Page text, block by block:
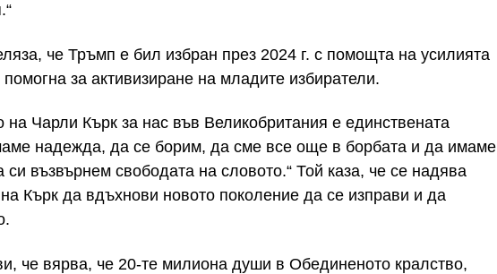
че Тръмп е бил избран през 2024 г. с помощта на усилията
помогна за активизиране на младите избиратели.
на Чарли Кърк за нас във Великобритания е единствената
надежда, да се борим, да сме все още в борбата и да имаме
си възвърнем свободата на словото.“ Той каза, че се надява
Кърк да вдъхнови новото поколение да се изправи и да
че вярва, че 20-те милиона души в Обединеното кралство,